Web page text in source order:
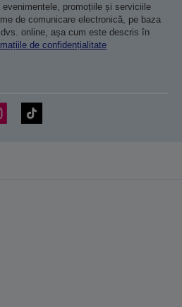
promoțiile și serviciile
de comunicare electronică, pe baza
online, așa cum este descris în
de confidențialitate